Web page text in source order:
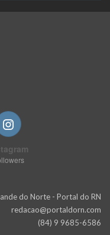
do Norte - Portal do RN
redacao@portaldorn.com
(84) 9 9685-6586